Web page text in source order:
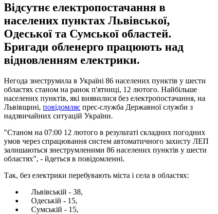
Відсутнє електропостачання в
населених пунктах Львівської,
Одеської та Сумської областей.
Бригади обленерго працюють над
відновленням електрики.
Негода знеструмила в Україні 86 населених пунктів у шести
областях станом на ранок п'ятниці, 12 лютого. Найбільше
населених пунктів, які виявилися без електропостачання, на
Львівщині, повідомляє прес-служба Державної служби з
надзвичайних ситуацій України.
"Станом на 07:00 12 лютого в результаті складних погодних
умов через спрацювання систем автоматичного захисту ЛЕП
залишаються знеструмленими 86 населених пунктів у шести
областях", - йдеться в повідомленні.
Так, без електрики перебувають міста і села в областях:
Львівській - 38,
Одеській - 15,
Сумській - 15,